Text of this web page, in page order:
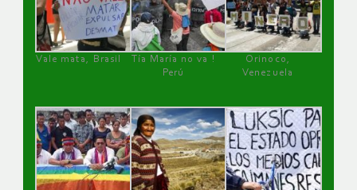
Vale mata, Brasil
Tía María no va !
Perú
Orinoco,
Venezuela